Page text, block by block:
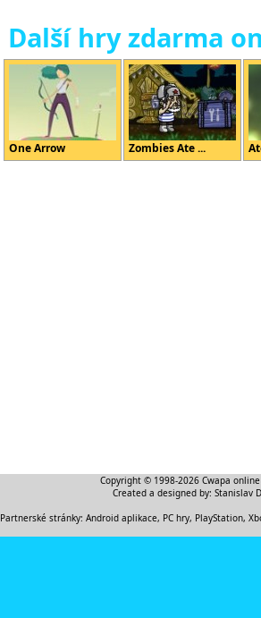
Další hry zdarma
One Arrow Zombies Ate ...
Copyright © 1998-2026 Cwapa
Created a designed by: Stanislav
Partnerské stránky: Android aplikace, PC hry, PlayStation,